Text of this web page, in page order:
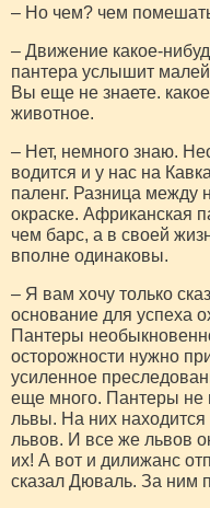
– Но чем? чем
– Движение какое-
пантера услышит
Вы еще не знаете.
животное.
– Нет, немного знаю.
водится и у нас на
паленг. Разница между
окраске. Африканская
чем барс, а в своей
вполне одинаковы.
– Я вам хочу только
основание для успеха
Пантеры
осторожности нужно
усиленное
еще много. Пантеры не
львы. На них
львов. И все же львов
их! А вот и дилижанс
сказал Дюваль. За ним